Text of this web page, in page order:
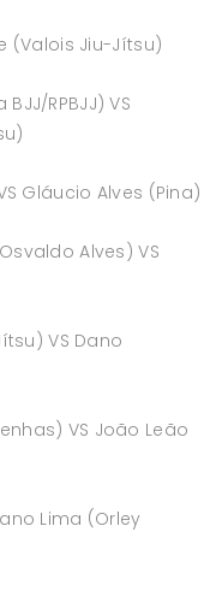
(Valois Jiu-Jítsu)
RPBJJ) VS
Gláucio Alves (Pina)
Alves) VS
VS Dano
VS João Leão
Lima (Orley